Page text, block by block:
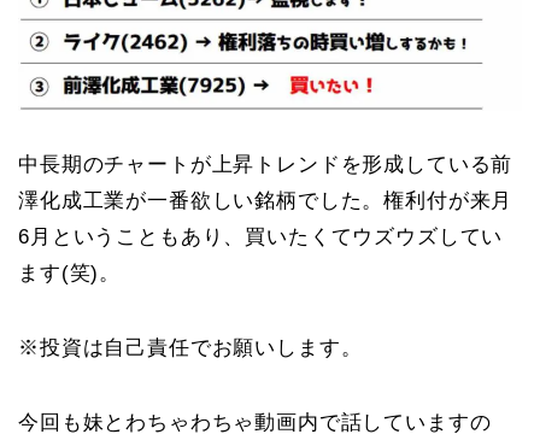
中長期のチャートが上昇トレンドを形成している前
澤化成工業が一番欲しい銘柄でした。権利付が来月
6月ということもあり、買いたくてウズウズしてい
ます(笑)。
※投資は自己責任でお願いします。
今回も妹とわちゃわちゃ動画内で話していますの